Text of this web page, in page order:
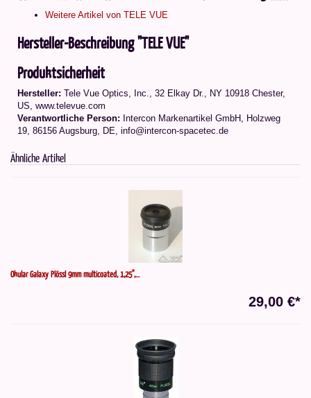
Weitere Artikel von TELE VUE
Hersteller-Beschreibung "TELE VUE"
Produktsicherheit
Hersteller: Tele Vue Optics, Inc., 32 Elkay Dr., NY 10918 Chester,
US, www.televue.com
Verantwortliche Person: Intercon Markenartikel GmbH, Holzweg
19, 86156 Augsburg, DE, info@intercon-spacetec.de
Ähnliche Artikel
Okular Galaxy Plössl 9mm multicoated, 1,25",...
29,00 €*